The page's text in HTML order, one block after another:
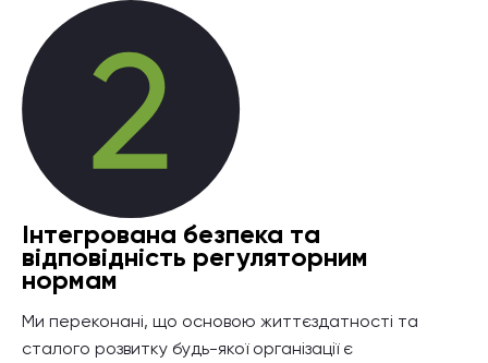
Інтегрована безпека та
відповідність регуляторним
нормам
Ми переконані, що основою життєздатності та
сталого розвитку будь-якої організації є